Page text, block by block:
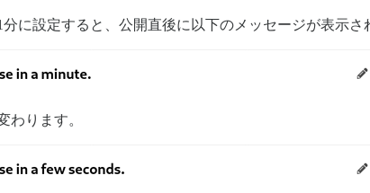
に設定すると、公開直後に以下のメッセージが表示さ
わります。